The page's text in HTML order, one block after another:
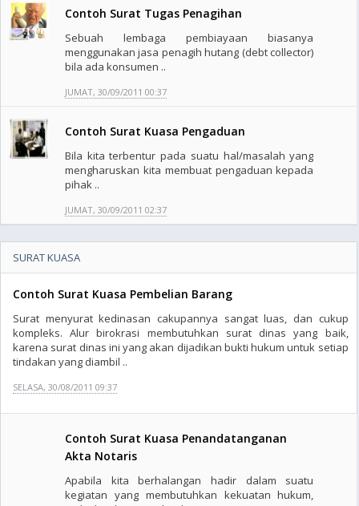
Contoh Surat Tugas Penagihan
Sebuah lembaga pembiayaan biasanya
menggunakan jasa penagih hutang (debt collector)
bila ada konsumen ..
JUMAT, 30/09/2011 00:37
Contoh Surat Kuasa Pengaduan
Bila kita terbentur pada suatu hal/masalah yang
mengharuskan kita membuat pengaduan kepada
pihak ..
JUMAT, 30/09/2011 02:37
SURAT KUASA
Contoh Surat Kuasa Pembelian Barang
Surat menyurat kedinasan cakupannya sangat luas, dan cukup
kompleks. Alur birokrasi membutuhkan surat dinas yang baik,
karena surat dinas ini yang akan dijadikan bukti hukum untuk setiap
tindakan yang diambil ..
SELASA, 30/08/2011 09:37
Contoh Surat Kuasa Penandatanganan
Akta Notaris
Apabila kita berhalangan hadir dalam suatu
kegiatan yang membutuhkan kekuatan hukum,